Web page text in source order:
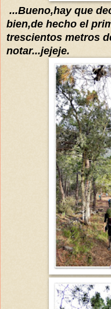
...Bueno,hay que
bien,de hecho el
trescientos metros
notar...jejeje.